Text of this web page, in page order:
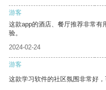
游客
这款app的酒店、餐厅推荐非常
验。
2024-02-24
游客
这款学习软件的社区氛围非常好